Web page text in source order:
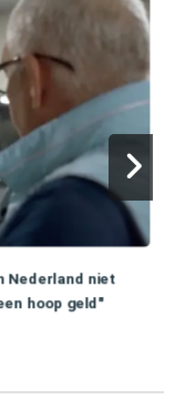
Nederland niet
hoop geld"